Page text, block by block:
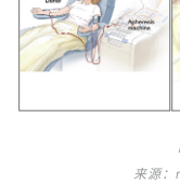
来源